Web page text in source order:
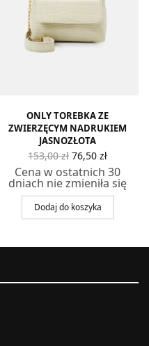
ONLY TOREBKA ZE
ZWIERZĘCYM NADRUKIEM
JASNOZŁOTA
153,00zł Pierwotna
cena
wynosiła:
153,00 zł.
76,50 zł
cena
wynosi:
76,50
Cena w ostatnich 30
dniach nie zmieniła się
Dodaj do koszyka